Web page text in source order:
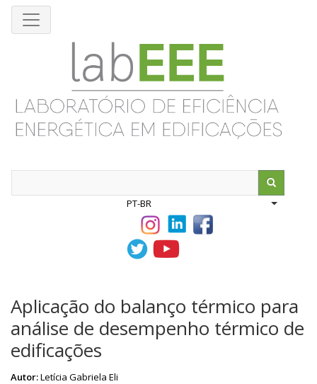
Pular
PT-BR
List
Aplicação do balanço térmico para
análise de desempenho térmico de
edificações
Autor:Letícia Gabriela Eli